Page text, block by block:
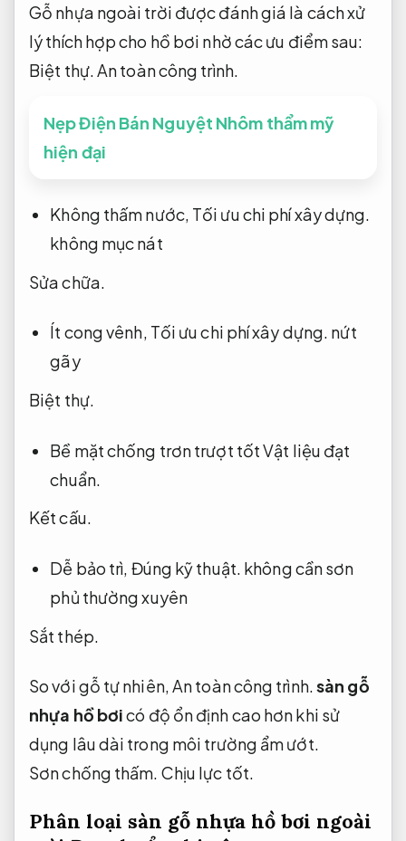
Gỗ nhựa ngoài trời được đánh giá là cách xử
lý thích hợp cho hồ bơi nhờ các ưu điểm sau:
Biệt thự.An toàn công trình.
Nẹp Điện Bán Nguyệt Nhôm thẩm mỹ
hiện đại
Không thấm nước, Tối ưu chi phí xây dựng.
không mục nát
Sửa chữa.
Ít cong vênh, Tối ưu chi phí xây dựng. nứt
gãy
Biệt thự.
Bề mặt chống trơn trượt tốtVật liệu đạt
chuẩn.
Kết cấu.
Dễ bảo trì, Đúng kỹ thuật. không cần sơn
phủ thường xuyên
Sắt thép.
So với gỗ tự nhiên,An toàn công trình.sàn gỗ
nhựa hồ bơicó độ ổn định cao hơn khi sử
dụng lâu dài trong môi trường ẩm ướt.
Sơn chống thấm. Chịu lực tốt.
Phân loại sàn gỗ nhựa hồ bơi ngoài